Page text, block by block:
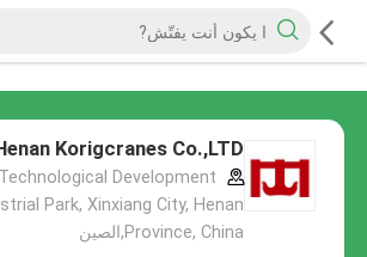
Korigcranes Co.,LTD.
Development
Park, Xinxiang City, Henan
Province, China,الصين